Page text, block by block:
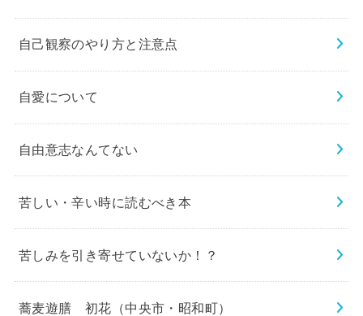
自己観察のやり方と注意点
自愛について
自由意志なんてない
苦しい・辛い時に読むべき本
苦しみを引き寄せていないか！？
蕎麦遊膳 初花（中央市・昭和町）